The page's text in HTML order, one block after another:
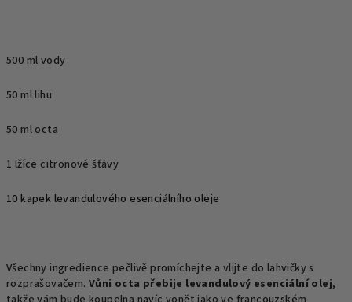
500 ml vody
50 ml lihu
50 ml octa
1 lžíce citronové šťávy
10 kapek levandulového esenciálního oleje
Všechny ingredience pečlivě promíchejte a vlijte do lahvičky s
rozprašovačem. Vůni octa přebije levandulový esenciální olej,